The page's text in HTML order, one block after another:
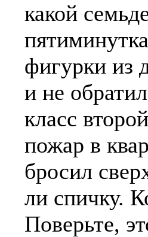
какой
фигурки из
и не
класс
пожар в
бросил
ли спичку.
Поверьте,